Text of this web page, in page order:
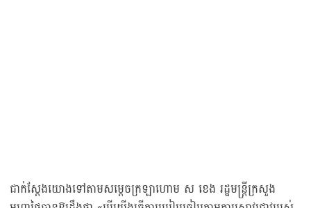
ជាក់ស្ដែងយោងទៅតាមសម្ដេចក្រឡាហោម ស ខេង រដ្ឋមន្ត្រីក្រសួង